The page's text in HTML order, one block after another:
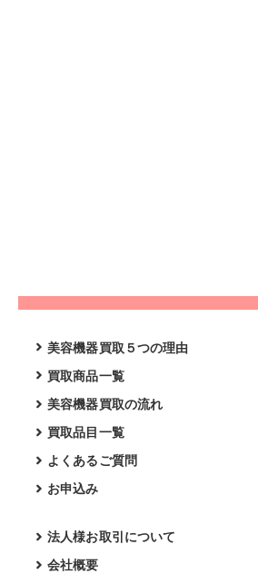
美容機器買取５つの理由
買取商品一覧
美容機器買取の流れ
買取品目一覧
よくあるご質問
お申込み
法人様お取引について
会社概要